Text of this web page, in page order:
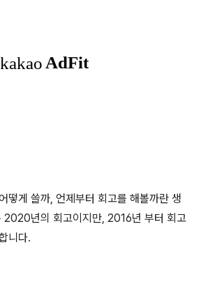
떻게 쓸까, 언제부터 회고를 해볼까란 생
2020년의 회고이지만, 2016년 부터 회고
니다.